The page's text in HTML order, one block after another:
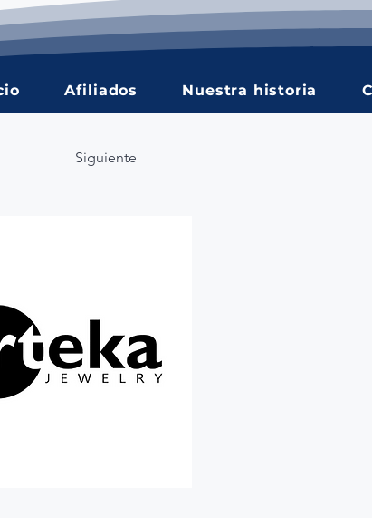
Afiliados Nuestra historia
Siguiente